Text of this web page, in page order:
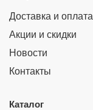
Доставка и оплата
Акции и скидки
Новости
Контакты
Каталог